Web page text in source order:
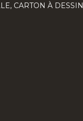
CARTON À